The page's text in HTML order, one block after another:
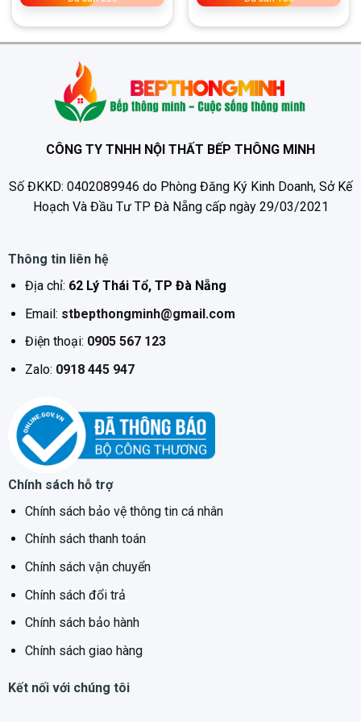
nhiễu từ EMC bảo
vệ các thiết bị điện
rã đông linh hoạt
• Tính năng sôi liu
riu ở mức công
• Tính năng hẹn giờ
trên mỗi vùng nấu
diện vùng nấu
Các chức năng
•Chức năng cảm ứng chống tràn
Chức năng cảnh báo nhiệt dư cho
từng vùng nấu
•
Chức năng tự động tắt bếp khi nhấc
nồi khỏi vùng nấu
• Điện áp 220-240V/ 50-60Hz
• Kích thước bếp (D x R x C): 730 x 430 x 55 mm
CÔNG TY TNHH NỘI THẤT BẾP THÔNG MINH
Số ĐKKD: 0402089946 do Phòng Đăng Ký Kinh Doanh, Sở Kế
Hoạch Và Đầu Tư TP Đà Nẵng cấp ngày 29/03/2021
Thông tin liên hệ
Địa chỉ: 62 Lý Thái Tổ, TP Đà Nẵng
Email: stbepthongminh@gmail.com
Điện thoại: 0905 567 123
Zalo: 0918 445 947
Chính sách hỗ trợ
Chính sách bảo vệ thông tin cá nhân
Chính sách thanh toán
Chính sách vận chuyển
Chính sách đổi trả
Chính sách bảo hành
Chính sách giao hàng
Kết nối với chúng tôi